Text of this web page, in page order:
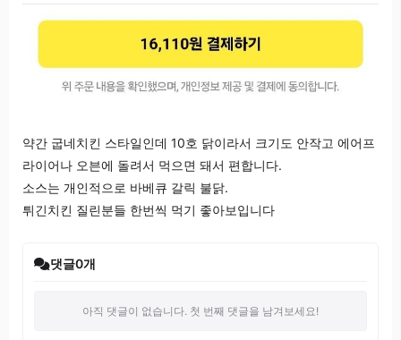
약간 굽네치킨 스타일인데 10호 닭이라서 크기도 안작고 에어프
라이어나 오븐에 돌려서 먹으면 돼서 편합니다.
소스는 개인적으로 바베큐 갈릭 불닭.
튀긴치킨 질린분들 한번씩 먹기 좋아보입니다
댓글0개
아직 댓글이 없습니다. 첫 번째 댓글을 남겨보세요!